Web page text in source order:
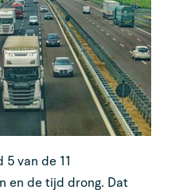
van de 11
en de tijd drong. Dat